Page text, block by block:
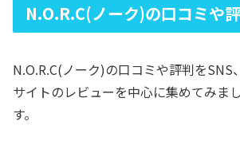
N.O.R.C(ノーク)の口コミや
N.O.R.C(ノーク)の口コミや評判をSNS
サイトのレビューを中心に集めてみま
す。